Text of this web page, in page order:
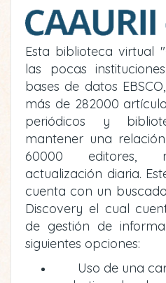
Esta biblioteca virtual
las pocas
bases de datos
más de 282000
periódicos y
mantener una
60000 editores,
actualización diaria.
cuenta con un
Discovery el cual
de gestión de
siguientes opciones:
Uso de una